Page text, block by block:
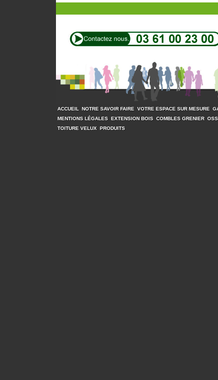
ACCUEIL NOTRE SAVOIR FAIRE VOTRE ESPACE SUR MESURE
MENTIONS LÉGALES EXTENSION BOIS COMBLES GRENIER
TOITURE VELUX PRODUITS